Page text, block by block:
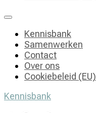
Kennisbank
Samenwerken
Contact
Over ons
Cookiebeleid (EU)
Kennisbank